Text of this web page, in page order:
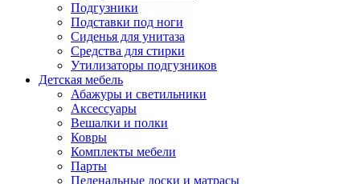
Подгузники
Подставки под ноги
Сиденья для унитаза
Средства для стирки
Утилизаторы подгузников
Детская мебель
Абажуры и светильники
Аксессуары
Вешалки и полки
Ковры
Комплекты мебели
Парты
Пеленальные доски и матрасы